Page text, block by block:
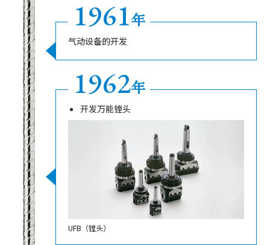
1961年
气动设备的开发
1962年
开发万能镗头
UFB（镗头）